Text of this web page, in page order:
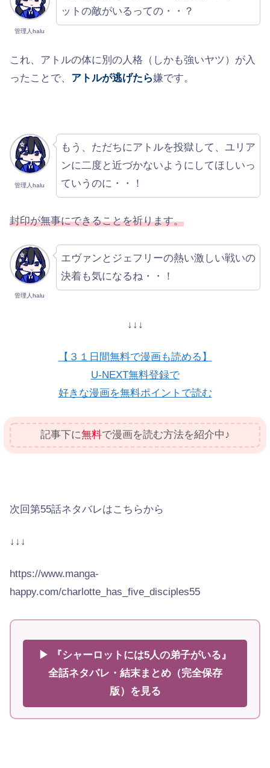
管理人halu
ットの敵がいるっての・・？
これ、アトルの体に別の人格（しかも強いヤツ）が入
ったことで、 アトルが逃げたら嫌です。
管理人halu
もう、ただちにアトルを投獄して、ユリア
ンに二度と近づかないようにしてほしいっ
ていうのに・・！
封印が無事にできることを祈ります。
管理人halu
エヴァンとジェフリーの熱い激しい戦いの
決着も気になるね・・！
↓↓↓
【３１日間無料で漫画も読める】
U-NEXT無料登録で
好きな漫画を無料ポイントで読む
記事下に無料で漫画を読む方法を紹介中♪
次回第55話ネタバレはこちらから
↓↓↓
https://www.manga-
happy.com/charlotte_has_five_disciples55
▶ 『シャーロットには5人の弟子がいる』
全話ネタバレ・結末まとめ（完全保存
版）を見る